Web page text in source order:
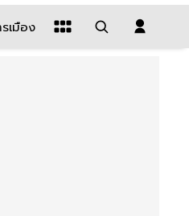
เมือง